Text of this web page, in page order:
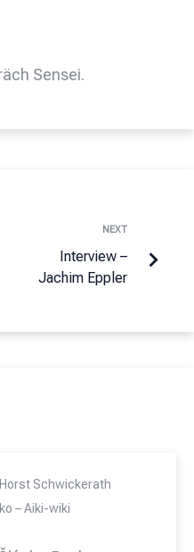
Sensei.
NEXT
Interview –
Jachim Eppler
Schwickerath
– Aiki-wiki